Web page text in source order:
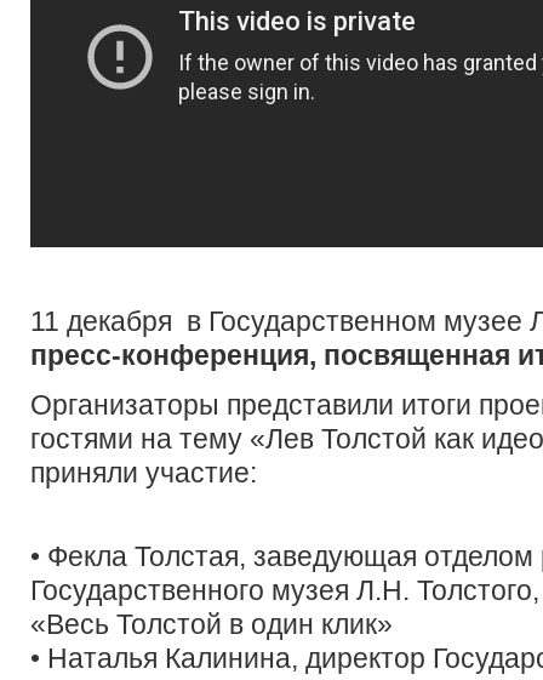
11 декабря в Государственном музее
пресс-конференция, посвященная
Организаторы представили итоги
гостями на тему «Лев Толстой как
приняли участие:
• Фекла Толстая, заведующая отделом
Государственного музея Л.Н.
«Весь Толстой в один клик»
• Наталья Калинина, директор